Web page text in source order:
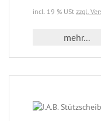
incl. 19 % USt zzgl.
mehr...